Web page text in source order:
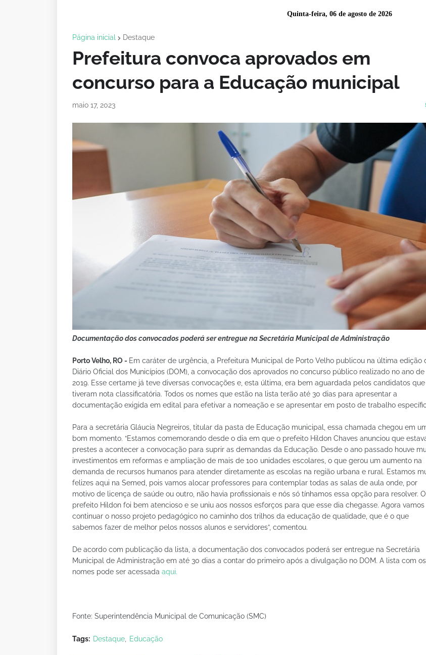
Quinta-feira, 06 de agosto de 2026
Página inicial Destaque
Prefeitura convoca aprovados em
concurso para a Educação municipal
maio 17, 2023
Documentação dos convocados poderá ser entregue na Secretária Municipal de Administração
Porto Velho, RO - Em caráter de urgência, a Prefeitura Municipal de Porto Velho publicou na última edição
Diário Oficial dos Municípios (DOM), a convocação dos aprovados no concurso público realizado no ano de
2019. Esse certame já teve diversas convocações e, esta última, era bem aguardada pelos candidatos que
tiveram nota classificatória. Todos os nomes que estão na lista terão até 30 dias para apresentar a
documentação exigida em edital para efetivar a nomeação e se apresentar em posto de trabalho
Para a secretária Gláucia Negreiros, titular da pasta de Educação municipal, essa chamada chegou em
bom momento. “Estamos comemorando desde o dia em que o prefeito Hildon Chaves anunciou que
prestes a acontecer a convocação para suprir as demandas da Educação. Desde o ano passado houve
investimentos em reformas e ampliação de mais de 100 unidades escolares, o que gerou um aumento na
demanda de recursos humanos para atender diretamente as escolas na região urbana e rural. Estamos
felizes aqui na Semed, pois vamos alocar professores para contemplar todas as salas de aula onde, por
motivo de licença de saúde ou outro, não havia profissionais e nós só tínhamos essa opção para resolver. O
prefeito Hildon foi bem atencioso e se uniu aos nossos esforços para que esse dia chegasse. Agora vamos
continuar o nosso projeto pedagógico no caminho dos trilhos da educação de qualidade, que é o que
sabemos fazer de melhor pelos nossos alunos e servidores”, comentou.
De acordo com publicação da lista, a documentação dos convocados poderá ser entregue na Secretária
Municipal de Administração em até 30 dias a contar do primeiro após a divulgação no DOM. A lista com os
nomes pode ser acessada aqui.
Fonte: Superintendência Municipal de Comunicação (SMC)
Tags: Destaque Educação